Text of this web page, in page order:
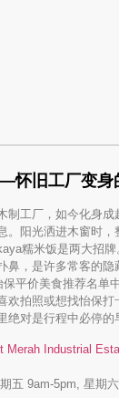
怀旧工厂变身
制工厂，如今化身成
。阳光洒进木窗时，
糯米饭是两大招
鼻，是许多常客的隐
平价美食推荐名单
欢拍照或想找怡保
对是行程中必停的
Merah Industrial
五 9am-5pm, 星期